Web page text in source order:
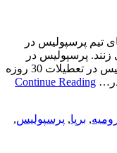
تیم پرسپولیس در
می زنند. پرسپولیس در
ارومیه اردو برپا می کند اعضای تیم پرسپولیس در تعطیلات 30 روزه
Continue Reading
, برپا, پرسپولیس,